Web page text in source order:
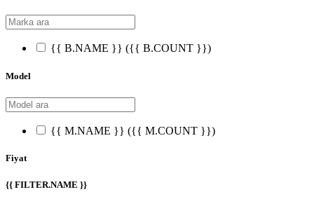
{{ B.NAME }} ({{ B.COUNT }})
Model
{{ M.NAME }} ({{ M.COUNT }})
Fiyat
{{ FILTER.NAME }}